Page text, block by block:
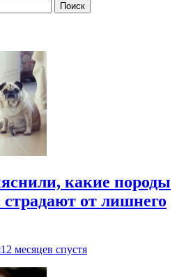
какие породы
от лишнего
12 месяцев спустя